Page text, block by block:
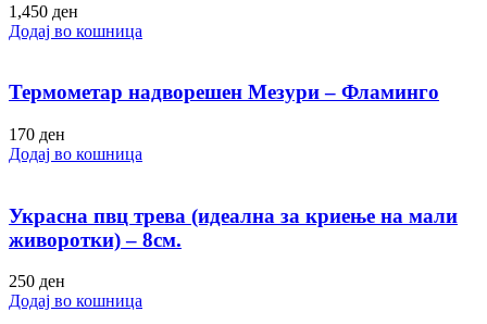
1,450 ден
Додај во кошница
Термометар надворешен Мезури – Фламинго
170 ден
Додај во кошница
Украсна пвц трева (идеална за криење на мали
живоротки) – 8см.
250 ден
Додај во кошница